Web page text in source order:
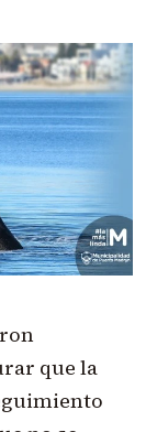
que la